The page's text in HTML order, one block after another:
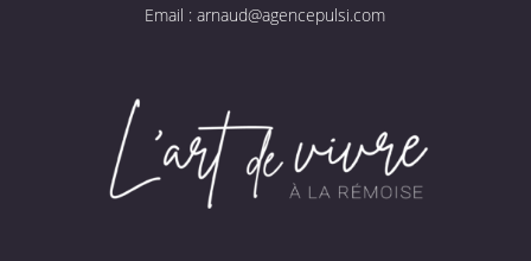
Email :arnaud@agencepulsi.com